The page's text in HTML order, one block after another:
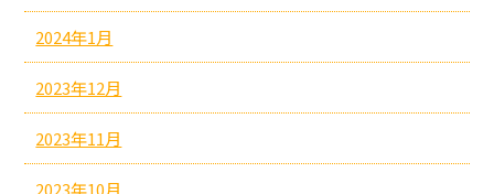
2024年1月
2023年12月
2023年11月
2023年10月